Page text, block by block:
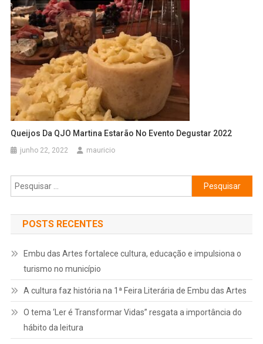
Queijos Da QJO Martina Estarão No Evento Degustar 2022
junho 22, 2022 mauricio
Pesquisar
por:
POSTS RECENTES
Embu das Artes fortalece cultura, educação e impulsiona o
turismo no município
A cultura faz história na 1ª Feira Literária de Embu das Artes
O tema ‘Ler é Transformar Vidas” resgata a importância do
hábito da leitura